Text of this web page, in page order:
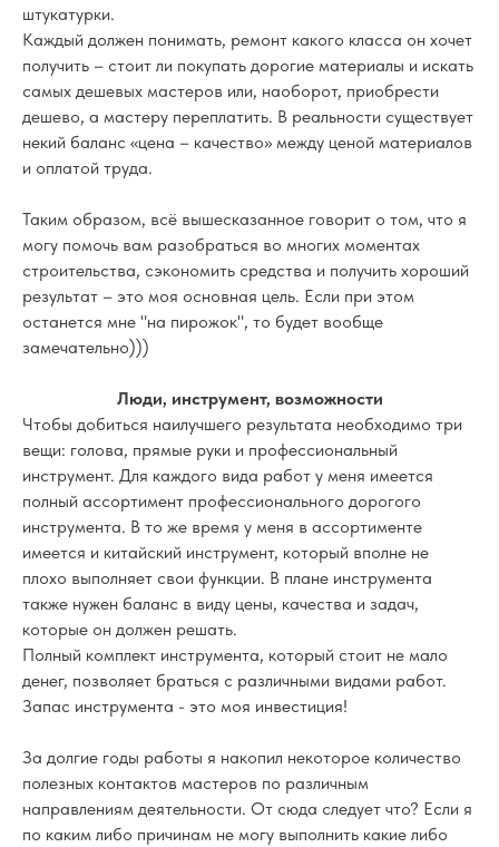
штукатурки.
Каждый должен понимать, ремонт какого класса он хочет
получить – стоит ли покупать дорогие материалы и искать
самых дешевых мастеров или, наоборот, приобрести
дешево, а мастеру переплатить. В реальности существует
некий баланс «цена – качество» между ценой материалов
и оплатой труда.
Таким образом, всё вышесказанное говорит о том, что я
могу помочь вам разобраться во многих моментах
строительства, сэкономить средства и получить хороший
результат – это моя основная цель. Если при этом
останется мне "на пирожок", то будет вообще
замечательно)))
Люди, инструмент, возможности
Чтобы добиться наилучшего результата необходимо три
вещи: голова, прямые руки и профессиональный
инструмент. Для каждого вида работ у меня имеется
полный ассортимент профессионального дорогого
инструмента. В то же время у меня в ассортименте
имеется и китайский инструмент, который вполне не
плохо выполняет свои функции. В плане инструмента
также нужен баланс в виду цены, качества и задач,
которые он должен решать.
Полный комплект инструмента, который стоит не мало
денег, позволяет браться с различными видами работ.
Запас инструмента - это моя инвестиция!
За долгие годы работы я накопил некоторое количество
полезных контактов мастеров по различным
направлениям деятельности. От сюда следует что? Если я
по каким либо причинам не могу выполнить какие либо